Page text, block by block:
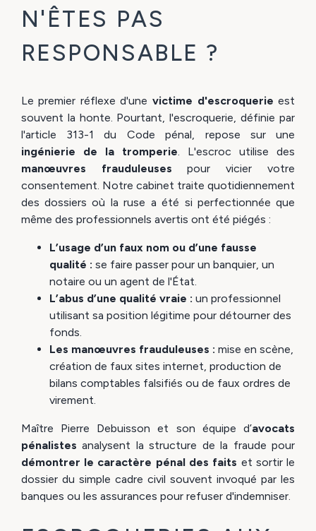
N'ÊTES PAS
RESPONSABLE ?
Le premier réflexe d'unevictime d'escroquerie est
souvent la honte. Pourtant, l'escroquerie, définie par
l'article 313-1 du Code pénal, repose sur une
ingénierie de la tromperie. L'escroc utilise des
manœuvres frauduleuses pour vicier votre
consentement. Notre cabinet traite quotidiennement
des dossiers où la ruse a été si perfectionnée que
même des professionnels avertis ont été piégés :
L’usage d’un faux nom ou d’une fausse
qualité : se faire passer pour un banquier, un
notaire ou un agent de l'État.
L’abus d’une qualité vraie : un professionnel
utilisant sa position légitime pour détourner des
fonds.
Les manœuvres frauduleuses : mise en scène,
création de faux sites internet, production de
bilans comptables falsifiés ou de faux ordres de
virement.
Maître Pierre Debuisson et son équipe d’avocats
pénalistes analysent la structure de la fraude pour
démontrer le caractère pénal des faits et sortir le
dossier du simple cadre civil souvent invoqué par les
banques ou les assurances pour refuser d'indemniser.